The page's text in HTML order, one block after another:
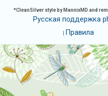
*CleanSilver style by MannixMD and
Русская поддержка
Правила